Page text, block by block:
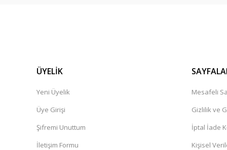
ÜYELİK
Yeni Üyelik
Üye Girişi
Şifremi Unuttum
İletişim Formu
Mesafeli
Gizlilik ve
İptal İade
Kişisel